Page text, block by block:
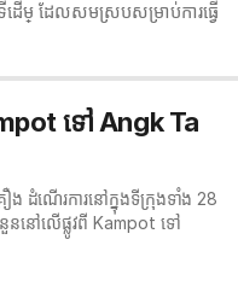
ើម្ ដែលសមស្របសម្រាប់ការធ្វើ
ទៅ Angk Ta
ង ដំណើរការនៅក្នុងទីក្រុងទាំង 28
នៅលើផ្លូវពី Kampot ទៅ